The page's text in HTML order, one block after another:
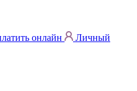
онлайн
Личный